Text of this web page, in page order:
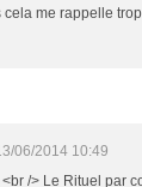
me rappelle
06/2014 10:49
<br /> Le Rituel par